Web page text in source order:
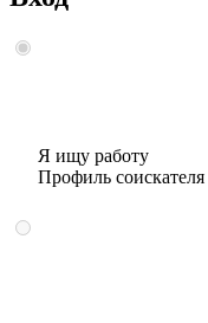
Я ищу работу
Профиль соискателя